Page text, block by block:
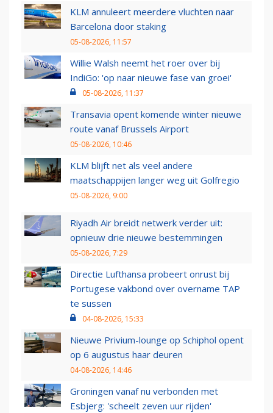
KLM annuleert meerdere vluchten naar
Barcelona door staking
05-08-2026, 11:57
Willie Walsh neemt het roer over bij
IndiGo: 'op naar nieuwe fase van groei'
05-08-2026, 11:37
Transavia opent komende winter nieuwe
route vanaf Brussels Airport
05-08-2026, 10:46
KLM blijft net als veel andere
maatschappijen langer weg uit Golfregio
05-08-2026, 9:00
Riyadh Air breidt netwerk verder uit:
opnieuw drie nieuwe bestemmingen
05-08-2026, 7:29
Directie Lufthansa probeert onrust bij
Portugese vakbond over overname TAP
te sussen
04-08-2026, 15:33
Nieuwe Privium-lounge op Schiphol opent
op 6 augustus haar deuren
04-08-2026, 14:46
Groningen vanaf nu verbonden met
Esbjerg: 'scheelt zeven uur rijden'